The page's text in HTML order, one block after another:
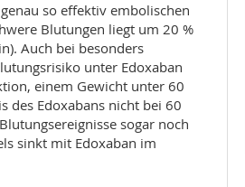
so effektiv embolischen
Blutungen liegt um 20 %
Auch bei besonders
unter Edoxaban
einem Gewicht unter 60
des Edoxabans nicht bei 60
sogar noch
sinkt mit Edoxaban im